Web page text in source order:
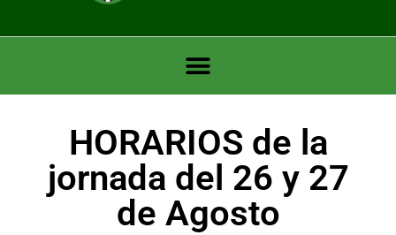
HORARIOS de la
jornada del 26 y 27
de Agosto